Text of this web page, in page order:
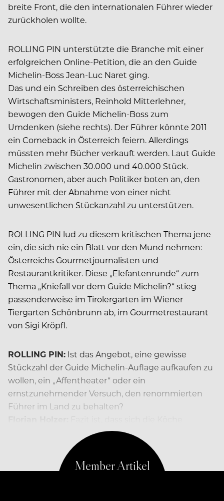
breite Front, die den internationalen Führer wieder
zurückholen wollte.
ROLLING PIN unterstützte die Branche mit einer
erfolgreichen Online-Petition, die an den Guide
Michelin-Boss Jean-Luc Naret ging.
Das und ein Schreiben des österreichischen
Wirtschaftsministers, Reinhold Mitterlehner,
bewogen den Guide Michelin-Boss zum
Umdenken (siehe rechts). Der Führer könnte 2011
ein Comeback in Österreich feiern. Allerdings
müssten mehr Bücher verkauft werden. Laut Guide
Michelin zwischen 30.000 und 40.000 Stück.
Gastronomen, aber auch Politiker boten an, den
Führer mit der Abnahme von einer nicht
unwesentlichen Stückanzahl zu unterstützen.
ROLLING PIN lud zu diesem kritischen Thema jene
ein, die sich nie ein Blatt vor den Mund nehmen:
Österreichs Gourmetjournalisten und
Restaurantkritiker. Diese „Elefantenrunde“ zum
Thema „Kniefall vor dem Guide Michelin?“ stieg
passenderweise im Tirolergarten im Wiener
Tiergarten Schönbrunn ab, im Gourmetrestaurant
von Sigi Kröpfl.
ROLLING PIN: Ist das Angebot, eine gewisse
Stückzahl der Guide Michelin-Auflage aufkaufen zu
wollen, ein „Affentheater“ oder ein
ernstzunehmender Versuch, den renommierten
Führer im Land zu behalten?
lächerlich gemacht haben…